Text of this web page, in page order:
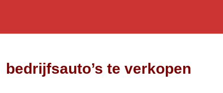
bedrijfsauto’s te verkopen